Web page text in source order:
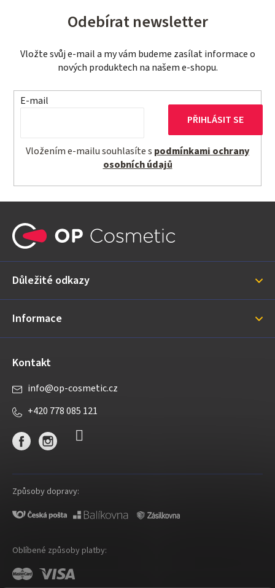
Odebírat newsletter
Vložte svůj e-mail a my vám budeme zasílat informace o
nových produktech na našem e-shopu.
E-mail
Vložením e-mailu souhlasíte s podmínkami ochrany
osobních údajů
PŘIHLÁSIT SE
a
í
Důležité odkazy
Informace
Kontakt
info@op-cosmetic.cz
+420 778 085 121
Způsoby dopravy:
Oblíbené způsoby platby: